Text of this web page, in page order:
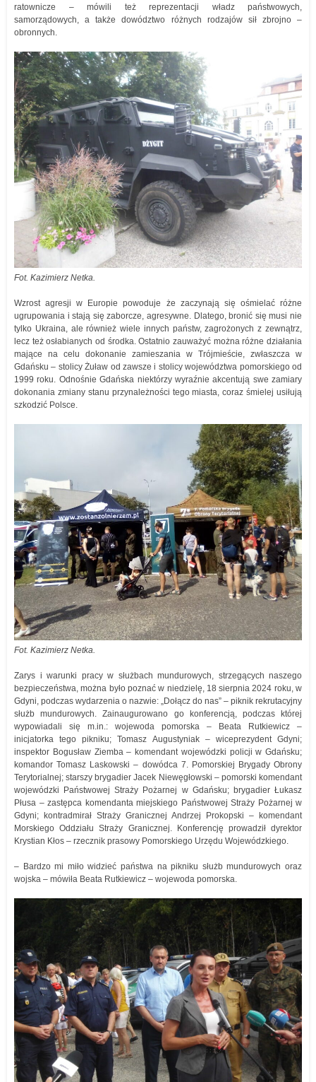
ratownicze – mówili też reprezentacji władz państwowych,
samorządowych, a także dowództwo różnych rodzajów sił zbrojno –
obronnych.
Fot. Kazimierz Netka.
Wzrost agresji w Europie powoduje że zaczynają się ośmielać różne
ugrupowania i stają się zaborcze, agresywne. Dlatego, bronić się musi nie
tylko Ukraina, ale również wiele innych państw, zagrożonych z zewnątrz,
lecz też osłabianych od środka. Ostatnio zauważyć można różne działania
mające na celu dokonanie zamieszania w Trójmieście, zwłaszcza w
Gdańsku – stolicy Żuław od zawsze i stolicy województwa pomorskiego od
1999 roku. Odnośnie Gdańska niektórzy wyraźnie akcentują swe zamiary
dokonania zmiany stanu przynależności tego miasta, coraz śmielej usiłują
szkodzić Polsce.
Fot. Kazimierz Netka.
Zarys i warunki pracy w służbach mundurowych, strzegących naszego
bezpieczeństwa, można było poznać w niedzielę, 18 sierpnia 2024 roku, w
Gdyni, podczas wydarzenia o nazwie: „Dołącz do nas” – piknik rekrutacyjny
służb mundurowych. Zainaugurowano go konferencją, podczas której
wypowiadali się m.in.: wojewoda pomorska – Beata Rutkiewicz –
inicjatorka tego pikniku; Tomasz Augustyniak – wiceprezydent Gdyni;
inspektor Bogusław Ziemba – komendant wojewódzki policji w Gdańsku;
komandor Tomasz Laskowski – dowódca 7. Pomorskiej Brygady Obrony
Terytorialnej; starszy brygadier Jacek Niewęgłowski – pomorski komendant
wojewódzki Państwowej Straży Pożarnej w Gdańsku; brygadier Łukasz
Płusa – zastępca komendanta miejskiego Państwowej Straży Pożarnej w
Gdyni; kontradmirał Straży Granicznej Andrzej Prokopski – komendant
Morskiego Oddziału Straży Granicznej. Konferencję prowadził dyrektor
Krystian Kłos – rzecznik prasowy Pomorskiego Urzędu Wojewódzkiego.
– Bardzo mi miło widzieć państwa na pikniku służb mundurowych oraz
wojska – mówiła Beata Rutkiewicz – wojewoda pomorska.